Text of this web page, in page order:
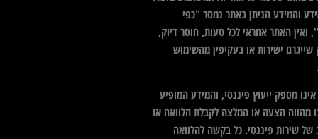
והמידע הניתן באתר נמסר "כפי
ואין האתר אחראי לכל טעות, חוסר דיוק,
שייגרם ישירות או בעקיפין מהשימוש
מספק ייעוץ פיננסי, והמידע המופיע
מהווה הצעה או המלצה לקבלת הלוואה או
של שירות פיננסי. כל בקשה להלוואה